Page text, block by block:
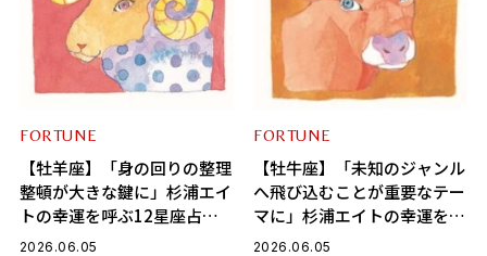
FORTUNE
【牡羊座】「身の回りの整理
整頓が大きな鍵に」杉浦エイ
トの幸運を呼ぶ12星座占い
（6/5～7/6）
2026.06.05
FORTUNE
【牡牛座】「未知のジャンル
へ飛び込むことが重要なテー
マに」杉浦エイトの幸運を呼
ぶ12星座占い（6/5～7/6）
2026.06.05